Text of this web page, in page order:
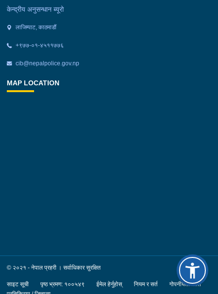
केन्द्रीय अनुसन्धान ब्यूरो
लाजिम्पाट, काठमाडौं
+९७७-०१-४५११७७६
cib@nepalpolice.gov.np
MAP LOCATION
© २०२१ - नेपाल प्रहरी । सर्वाधिकार सुरक्षित
साइट सूची पृष्ठ भ्रमण: १००५४९ ईमेल हेर्नुहोस् नियम र सर्त
गोपनीयता नीति